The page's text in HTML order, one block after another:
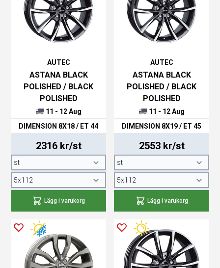
AUTEC
ASTANA BLACK
POLISHED / BLACK
POLISHED
11 - 12 Aug
DIMENSION 8X18 / ET 44
2316 kr/st
Lägg i varukorg
AUTEC
ASTANA BLACK
POLISHED / BLACK
POLISHED
11 - 12 Aug
DIMENSION 8X19 / ET 45
2553 kr/st
Lägg i varukorg